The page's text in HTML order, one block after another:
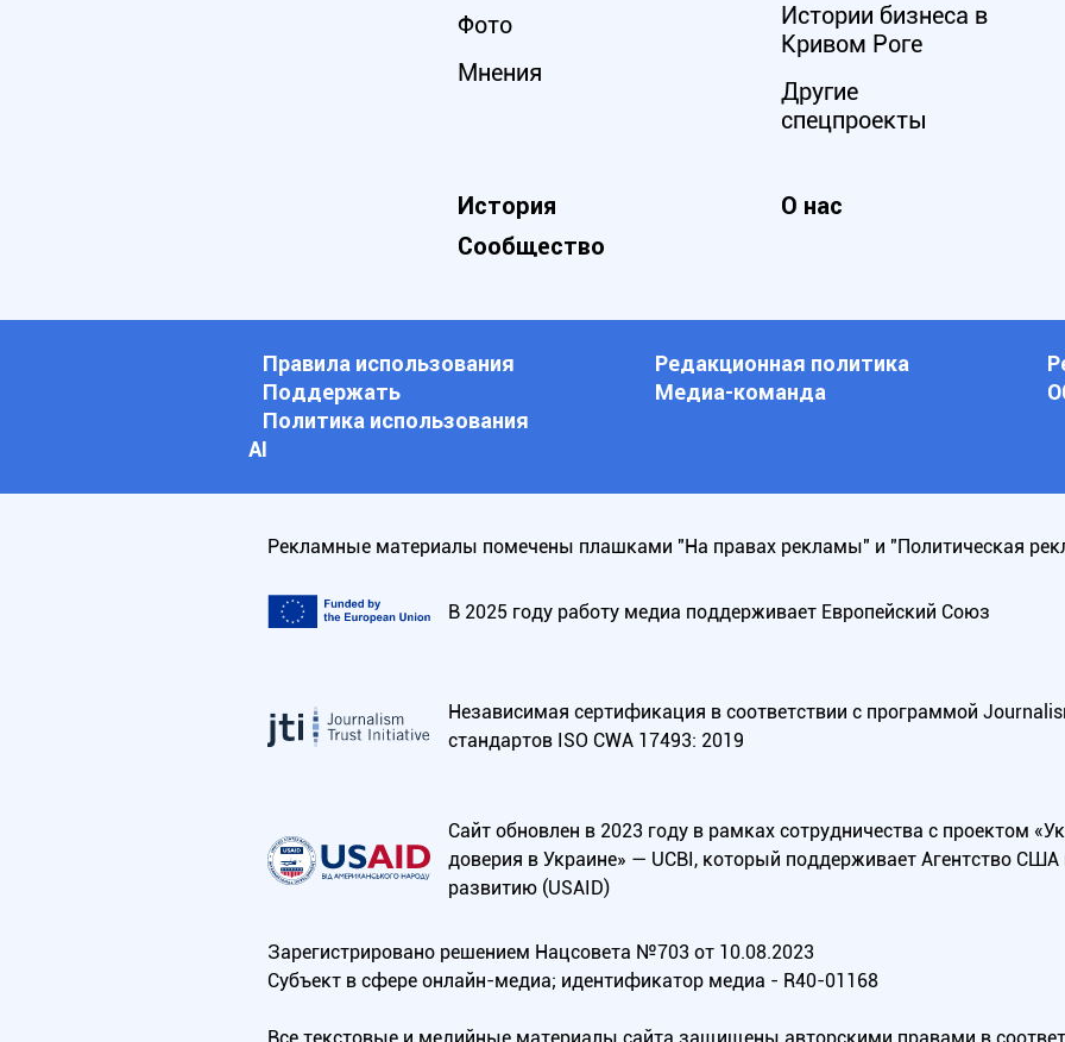
Фото
Мнения
Истории бизнеса в
Кривом Роге
Другие
спецпроекты
История О нас
Сообщество
Правила использования Редакционная политика
Поддержать
Медиа-команда
Политика использования
АI
Рекламные материалы помечены плашками "На правах рекламы" и "Политическая
В 2025 году работу медиа поддерживает Европейский Союз
Независимая сертификация в соответствии с программой
стандартов ISO CWA 17493: 2019
Сайт обновлен в 2023 году в рамках сотрудничества с проектом
доверия в Украине» — UCBI, который поддерживает Агентство
развитию (USAID)
Зарегистрировано решением Нацсовета №703 от 10.08.2023
Субъект в сфере онлайн-медиа; идентификатор медиа - R40-01168